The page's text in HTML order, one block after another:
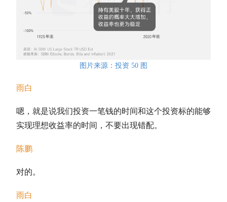
图片来源：投资 50 图
雨白
嗯，就是说我们投资一笔钱的时间和这个投资标的能够
实现理想收益率的时间，不要出现错配。
陈鹏
对的。
雨白